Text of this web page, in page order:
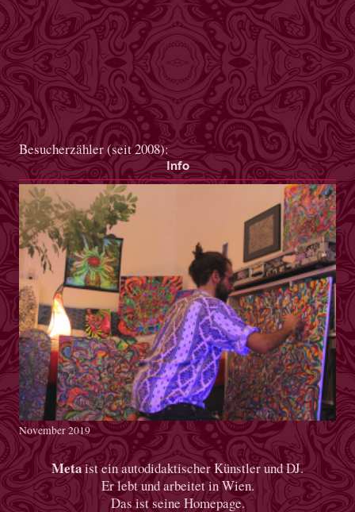
Besucherzähler (seit 2008):
Info
November 2019
Metaist ein autodidaktischer Künstler und DJ.
Er lebt und arbeitet in Wien.
Das ist seine Homepage.